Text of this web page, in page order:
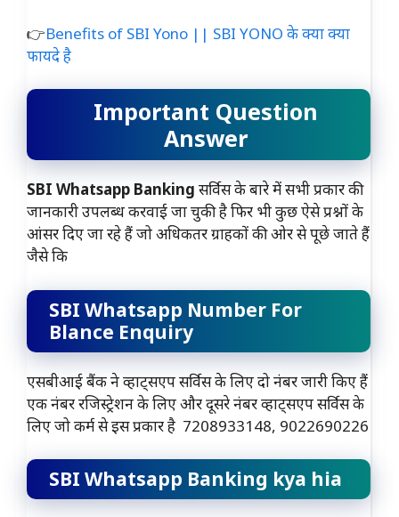
👉Benefits of SBI Yono || SBI YONO के क्या क्या
फायदे है
Important Question
Answer
SBI Whatsapp Banking सर्विस के बारे में सभी प्रकार की
जानकारी उपलब्ध करवाई जा चुकी है फिर भी कुछ ऐसे प्रश्नों के
आंसर दिए जा रहे हैं जो अधिकतर ग्राहकों की ओर से पूछे जाते हैं
जैसे कि
SBI Whatsapp Number For
Blance Enquiry
एसबीआई बैंक ने व्हाट्सएप सर्विस के लिए दो नंबर जारी किए हैं
एक नंबर रजिस्ट्रेशन के लिए और दूसरे नंबर व्हाट्सएप सर्विस के
लिए जो कर्म से इस प्रकार है 7208933148, 9022690226
SBI Whatsapp Banking kya hia